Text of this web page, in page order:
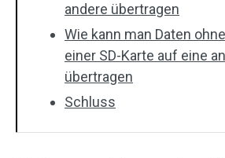
andere übertragen
Wie kann man Daten
einer SD-Karte auf eine
übertragen
Schluss